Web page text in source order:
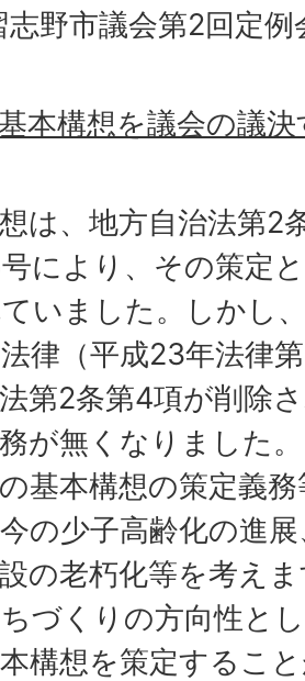
野市議会第2回定
本構想を議会の議
は、地方自治法第2
により、その策定
いました。しかし
律（平成23年法律
第2条第4項が削除
が無くなりました。
基本構想の策定義
の少子高齢化の進
の老朽化等を考え
づくりの方向性と
構想を策定するこ